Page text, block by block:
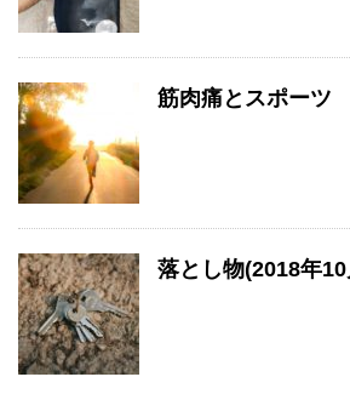
筋肉痛とスポーツ
落とし物(2018年